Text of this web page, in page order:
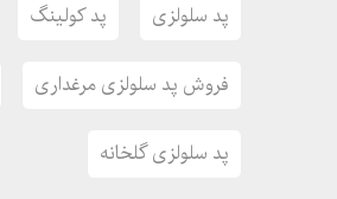
پد سلولزی پد کولینگ
فروش پد سلولزی مرغداری
پد سلولزی گلخانه